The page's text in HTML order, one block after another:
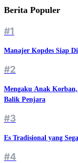
Berita Populer
#1
Manajer Kopdes Siap
#2
Mengaku Anak
Balik Penjara
#3
Es Tradisional yang
#4